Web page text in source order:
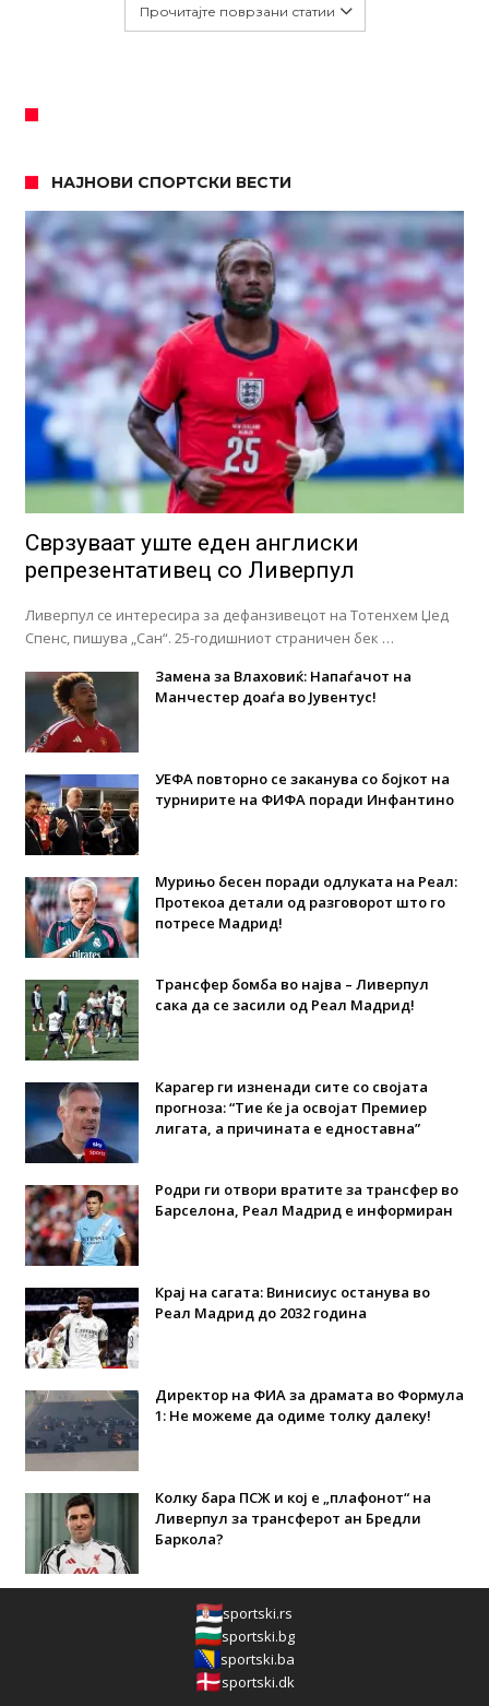
Прочитајте поврзани статии
НАЈНОВИ СПОРТСКИ ВЕСТИ
Сврзуваат уште еден англиски
репрезентативец со Ливерпул
Ливерпул се интересира за дефанзивецот на Тотенхем Џед
Спенс, пишува „Сан“. 25-годишниот страничен бек …
Замена за Влаховиќ: Напаѓачот на
Манчестер доаѓа во Јувентус!
УЕФА повторно се заканува со бојкот на
турнирите на ФИФА поради Инфантино
Мурињо бесен поради одлуката на Реал:
Протекоа детали од разговорот што го
потресе Мадрид!
Трансфер бомба во најва – Ливерпул
сака да се засили од Реал Мадрид!
Карагер ги изненади сите со својата
прогноза: “Тие ќе ја освојат Премиер
лигата, а причината е едноставна”
Родри ги отвори вратите за трансфер во
Барселона, Реал Мадрид е информиран
Крај на сагата: Винисиус останува во
Реал Мадрид до 2032 година
Директор на ФИА за драмата во Формула
1: Не можеме да одиме толку далеку!
Колку бара ПСЖ и кој е „плафонот“ на
Ливерпул за трансферот ан Бредли
Баркола?
sportski.rs
sportski.bg
sportski.ba
sportski.dk